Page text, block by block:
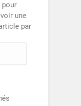
pour
une
par